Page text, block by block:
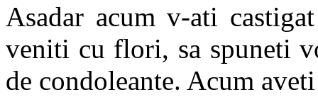
Asadar acum v-ati
veniti cu flori, sa spuneti
de condoleante. Acum